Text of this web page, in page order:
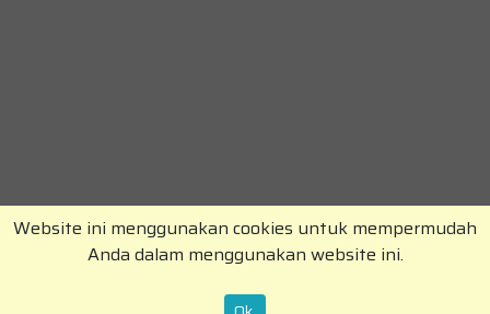
Copyright © RajaKomen.com 2026 All Rights
Reserved.
Website ini menggunakan cookies untuk mempermudah
Anda dalam menggunakan website ini.